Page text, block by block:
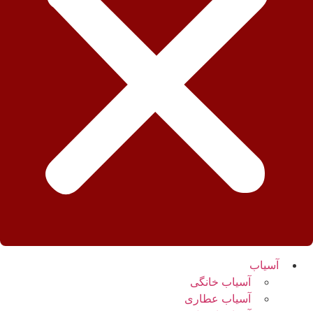
آسیاب
آسیاب خانگی
آسیاب عطاری